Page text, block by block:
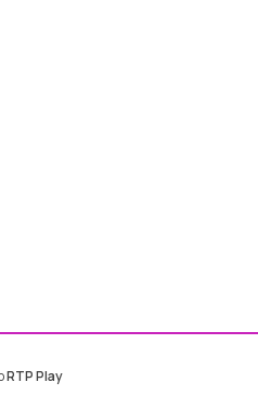
RTP Play